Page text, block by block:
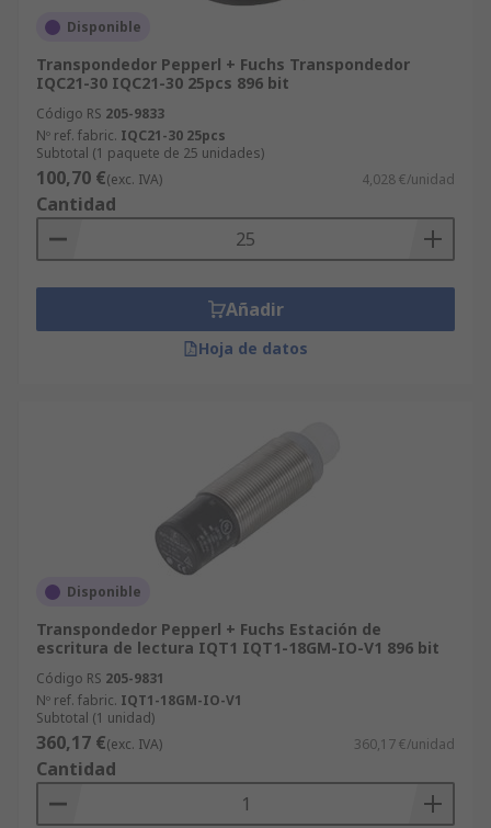
Disponible
Transpondedor Pepperl + Fuchs Transpondedor
IQC21-30 IQC21-30 25pcs 896 bit
Código RS 205-9833
Nº ref. fabric. IQC21-30 25pcs
Subtotal (1 paquete de 25 unidades)
100,70 €(exc. IVA) 4,028 €/unidad
Cantidad
Añadir
Hoja de datos
Disponible
Transpondedor Pepperl + Fuchs Estación de
escritura de lectura IQT1 IQT1-18GM-IO-V1 896 bit
Código RS 205-9831
Nº ref. fabric. IQT1-18GM-IO-V1
Subtotal (1 unidad)
360,17 €(exc. IVA) 360,17 €/unidad
Cantidad